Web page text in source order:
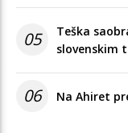
05
Teška
slovenskim
06 Na Ahiret